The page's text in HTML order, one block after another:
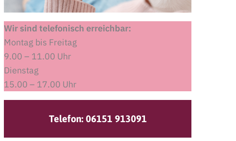
Wir sind telefonisch erreichbar:
Montag bis Freitag
9.00 – 11.00 Uhr
Dienstag
15.00 – 17.00 Uhr
Telefon: 06151 913091